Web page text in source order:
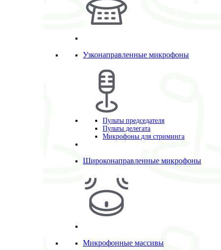
Узконаправленные микрофоны
Пульты председателя
Пульты делегата
Микрофоны для стриминга
Широконаправленные микрофоны
Микрофонные массивы